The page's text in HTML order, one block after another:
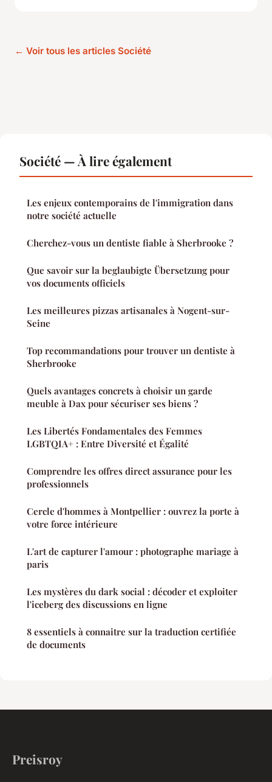
← Voir tous les articles Société
Société — À lire également
Les enjeux contemporains de l'immigration dans
notre société actuelle
Cherchez-vous un dentiste fiable à Sherbrooke ?
Que savoir sur la beglaubigte Übersetzung pour
vos documents officiels
Les meilleures pizzas artisanales à Nogent-sur-
Seine
Top recommandations pour trouver un dentiste à
Sherbrooke
Quels avantages concrets à choisir un garde
meuble à Dax pour sécuriser ses biens ?
Les Libertés Fondamentales des Femmes
LGBTQIA+ : Entre Diversité et Égalité
Comprendre les offres direct assurance pour les
professionnels
Cercle d'hommes à Montpellier : ouvrez la porte à
votre force intérieure
L'art de capturer l'amour : photographe mariage à
paris
Les mystères du dark social : décoder et exploiter
l'iceberg des discussions en ligne
8 essentiels à connaitre sur la traduction certifiée
de documents
Preisroy